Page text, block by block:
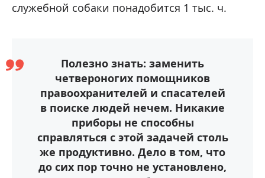
служебной собаки понадобится 1 тыс. ч.
Полезно знать: заменить
четвероногих помощников
правоохранителей и спасателей
в поиске людей нечем. Никакие
приборы не способны
справляться с этой задачей столь
же продуктивно. Дело в том, что
до сих пор точно не установлено,